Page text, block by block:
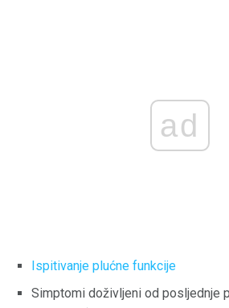
ad
Ispitivanje plućne funkcije
Simptomi doživljeni od posljednje